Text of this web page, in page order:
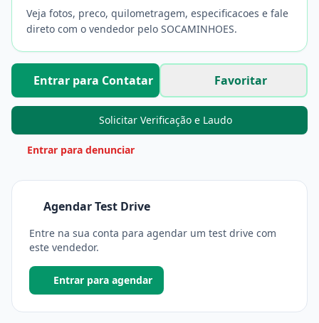
Veja fotos, preco, quilometragem, especificacoes e fale
direto com o vendedor pelo SOCAMINHOES.
Entrar para Contatar Favoritar
Solicitar Verificação e Laudo
Entrar para denunciar
Agendar Test Drive
Entre na sua conta para agendar um test drive com
este vendedor.
Entrar para agendar